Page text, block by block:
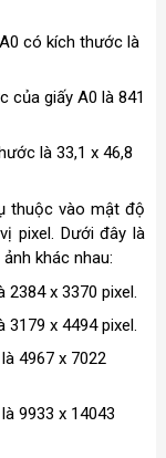
có kích thước là
của giấy A0 là 841
là 33,1 x 46,8
thuộc vào mật độ
pixel. Dưới đây là
khác nhau:
x 3370 pixel.
x 4494 pixel.
4967 x 7022
9933 x 14043